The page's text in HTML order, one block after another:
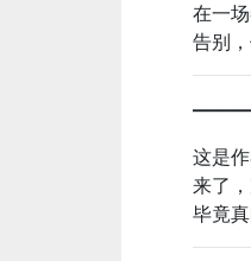
在一
告别
这是
来了
毕竟